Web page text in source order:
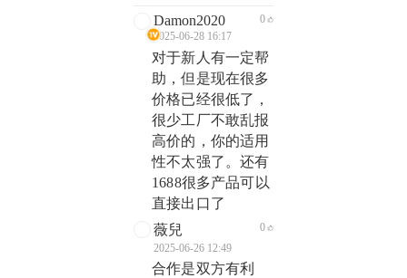
Damon2020
2025-06-28 16:17
0
对于新人有一定帮
助，但是现在很多
价格已经很低了，
很少工厂不敢乱报
高价的，你的适用
性不太强了。还有
1688很多产品可以
直接出口了
薇兒
2025-06-26 12:49
0
合作是双方有利